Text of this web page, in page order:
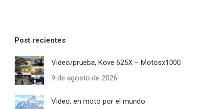
Post recientes
Video/prueba, Kove 625X – Motosx1000
9 de agosto de 2026
Video, en moto por el mundo